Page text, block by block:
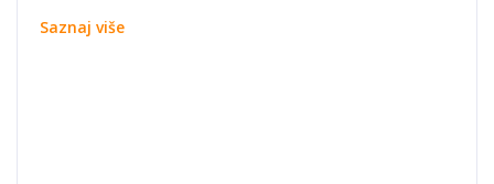
Saznaj više